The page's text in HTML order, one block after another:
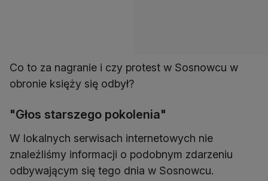
Co to za nagranie i czy protest w Sosnowcu w
obronie księży się odbył?
"Głos starszego pokolenia"
W lokalnych serwisach internetowych nie
znaleźliśmy informacji o podobnym zdarzeniu
odbywającym się tego dnia w Sosnowcu.